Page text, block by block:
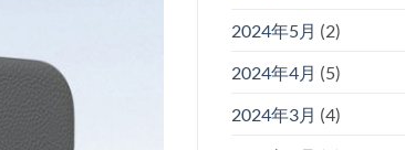
2024年5月 (2)
2024年4月 (5)
2024年3月 (4)